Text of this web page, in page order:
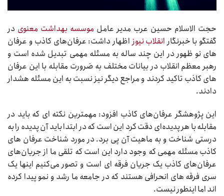
حجت الاسلام حسین عرب مدیر عامل موسسه بهداشت معنوی در
گفتگو با خبرنگار انقلاب نیوزاظهار داشت: عرفان‌های کاذب و عرفان
های نو ظهور در این چند ساله به مسئله مهمی تبدیل شده است و
رهبر معظم انقلاب در بیانات مختلف به ضرورت مقابله با این عرفان
های کاذب تاکید کردند و مراجع دیگر نیز نسبت به این مسئله هشدار
دادند.
این پژوهشگر عرفان‌های کاذب افزود: مهمترین نکته ای که باید در
مقابله با هر پدیده‌ای دقت کرد این است که در ابتدا باید آن پدیده را به
درستی شناخت و به ماهیت آن پی برد. در مورد شناخت عرفان های
کاذب مسئله مهمی که وجود دارد این است که تلقی ما از جریان‌های
عرفان‌های کاذب یک جریان فرقه ای است و تصور می‌کنیم اینها یک
سری فرقه های انحرافی هستند که در جامعه ما رشد و نمو پیدا کرده
اند اما اینطور نیست.